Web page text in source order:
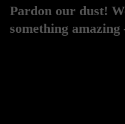
Pardon our dust!
something